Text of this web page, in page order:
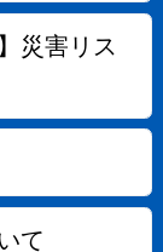
災害リス
て